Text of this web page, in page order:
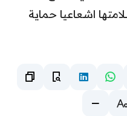
اشعاعيا حماية